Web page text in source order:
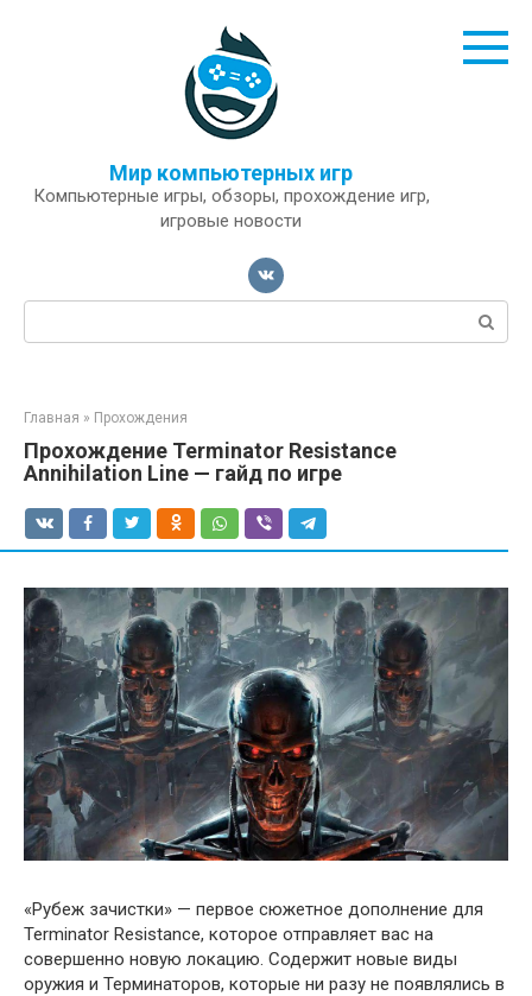
Мир компьютерных игр
Компьютерные игры, обзоры, прохождение игр,
игровые новости
Поиск:
Главная » Прохождения
Прохождение Terminator Resistance
Annihilation Line — гайд по игре
«Рубеж зачистки» — первое сюжетное дополнение для
Terminator Resistance, которое отправляет вас на
совершенно новую локацию. Содержит новые виды
оружия и Терминаторов, которые ни разу не появлялись в